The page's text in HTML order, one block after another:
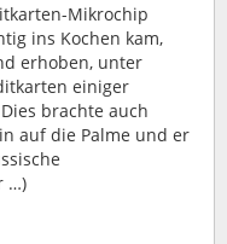
Mikrochip
ins Kochen kam,
erhoben, unter
einiger
brachte auch
auf die Palme und er
…)